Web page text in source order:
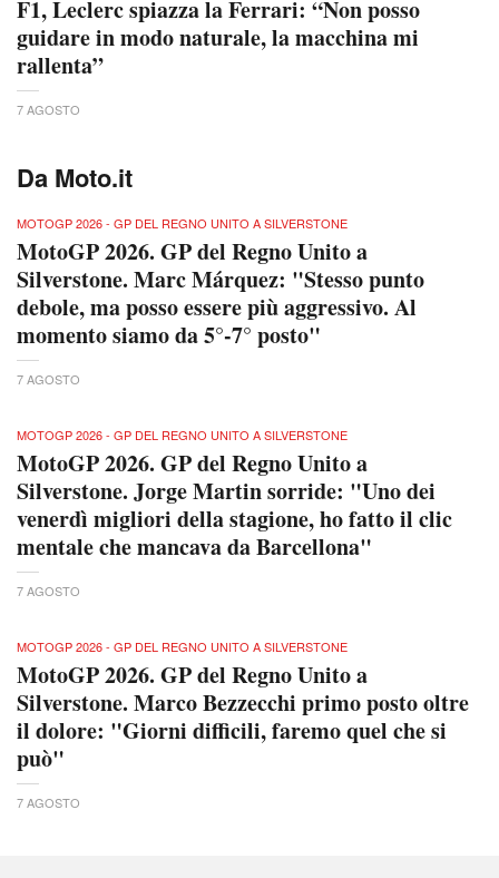
F1, Leclerc spiazza la Ferrari: “Non posso
guidare in modo naturale, la macchina mi
rallenta”
7 AGOSTO
Da Moto.it
MOTOGP 2026 - GP DEL REGNO UNITO A SILVERSTONE
MotoGP 2026. GP del Regno Unito a
Silverstone. Marc Márquez: "Stesso punto
debole, ma posso essere più aggressivo. Al
momento siamo da 5°-7° posto"
7 AGOSTO
MOTOGP 2026 - GP DEL REGNO UNITO A SILVERSTONE
MotoGP 2026. GP del Regno Unito a
Silverstone. Jorge Martin sorride: "Uno dei
venerdì migliori della stagione, ho fatto il clic
mentale che mancava da Barcellona"
7 AGOSTO
MOTOGP 2026 - GP DEL REGNO UNITO A SILVERSTONE
MotoGP 2026. GP del Regno Unito a
Silverstone. Marco Bezzecchi primo posto oltre
il dolore: "Giorni difficili, faremo quel che si
può"
7 AGOSTO